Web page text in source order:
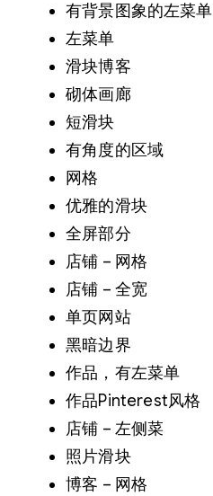
有背景图象的左菜单
左菜单
滑块博客
砌体画廊
短滑块
有角度的区域
网格
优雅的滑块
全屏部分
店铺 – 网格
店铺 – 全宽
单页网站
黑暗边界
作品，有左菜单
作品Pinterest风格
店铺 – 左侧菜
照片滑块
博客 – 网格